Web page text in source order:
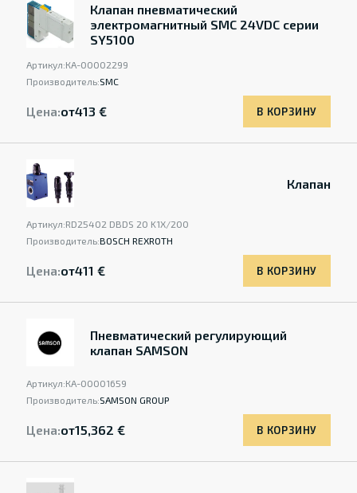
Клапан пневматический
электромагнитный SMC 24VDC серии
SY5100
Артикул:КА-00002299
Производитель:SMC
Цена:от413 € В КОРЗИНУ
Клапан
Артикул:RD25402 DBDS 20 K1X/200
Производитель:BOSCH REXROTH
Цена:от411 € В КОРЗИНУ
Пневматический регулирующий
клапан SAMSON
Артикул:КА-00001659
Производитель:SAMSON GROUP
Цена:от15,362 € В КОРЗИНУ